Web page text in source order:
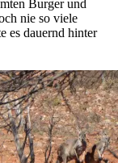
Burger und
nie so viele
es dauernd hinter